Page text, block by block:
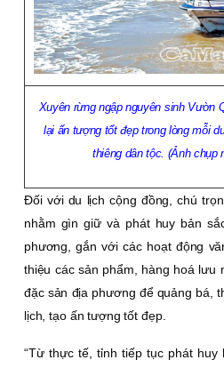
Xuyên rừng ngập nguyên sinh Vườn
lại ấn tượng tốt đẹp trong lòng mỗi
thiêng dân tộc. (Ảnh chụp
Ðối với du lịch cộng đồng, chú
nhằm gìn giữ và phát huy bản
phương, gắn với các hoạt động
thiệu các sản phẩm, hàng hoá lưu
đặc sản địa phương để quảng bá,
lịch, tạo ấn tượng tốt đẹp.
“Từ thực tế, tỉnh tiếp tục phát huy